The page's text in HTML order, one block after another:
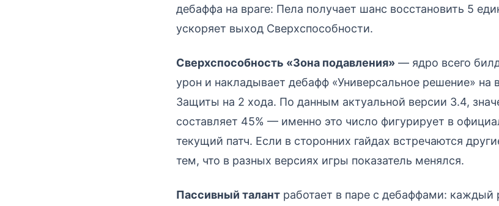
дебаффа на враге: Пела получает шанс восстановить 5
ускоряет выход Сверхспособности.
Сверхспособность «Зона подавления» — ядро всего
урон и накладывает дебафф «Универсальное решение» на
Защиты на 2 хода. По данным актуальной версии 3.4,
составляет 45% — именно это число фигурирует в
текущий патч. Если в сторонних гайдах встречаются
тем, что в разных версиях игры показатель менялся.
Пассивный талант работает в паре с дебаффами: каждый